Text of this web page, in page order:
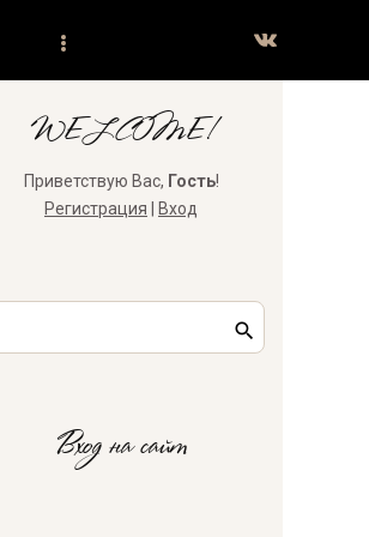
WELCOME!
Приветствую Вас, Гость!
Регистрация
Вход
Вход на сайт